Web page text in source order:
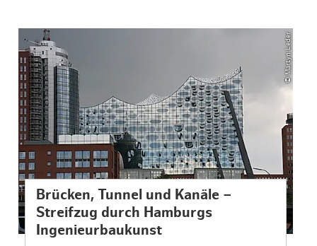
© Martyn Leder
Brücken, Tunnel und Kanäle –
Streifzug durch Hamburgs
Ingenieurbaukunst